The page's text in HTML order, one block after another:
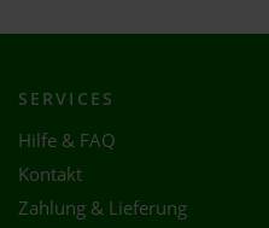
SERVICES
Hilfe & FAQ
Kontakt
Zahlung & Lieferung